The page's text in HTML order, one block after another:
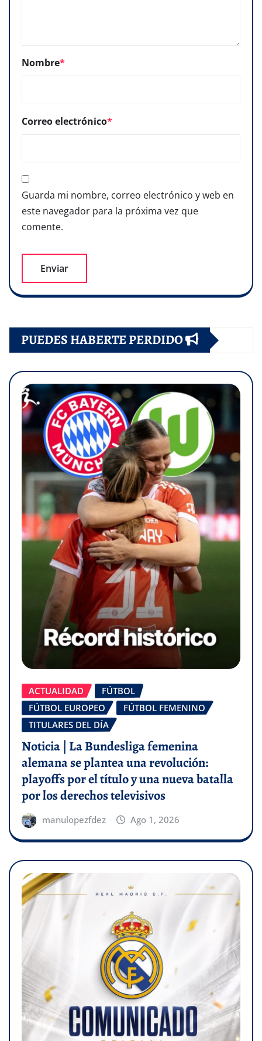
Nombre*
Correo electrónico*
Guarda mi nombre, correo electrónico y web en
este navegador para la próxima vez que
comente.
PUEDES HABERTE PERDIDO
ACTUALIDAD
FÚTBOL
FÚTBOL EUROPEO
FÚTBOL FEMENINO
TITULARES DEL DÍA
Noticia | La Bundesliga femenina
alemana se plantea una revolución:
playoffs por el título y una nueva batalla
por los derechos televisivos
manulopezfdez Ago 1, 2026